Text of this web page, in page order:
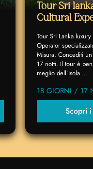
Tour Sri
Cultural
Tour Sri Lanka
Operator
Misura. Concediti
17 notti. Il tour è
meglio dell’isola ...
18 GIORNI / 17
Scopri